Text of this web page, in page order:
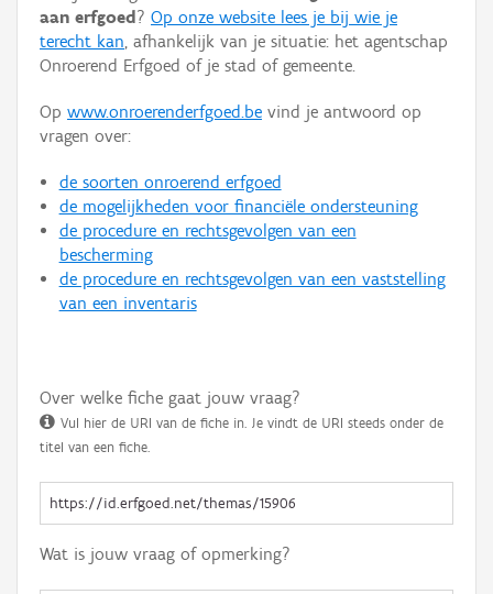
Hergebruik
Aanmelden
aan erfgoed ? Op onze website lees je bij wie je
terecht kan, afhankelijk van je situatie: het agentschap
Onroerend Erfgoed of je stad of gemeente.
Op www.onroerenderfgoed.be vind je antwoord op
vragen over:
de soorten onroerend erfgoed
de mogelijkheden voor financiële ondersteuning
de procedure en rechtsgevolgen van een
bescherming
de procedure en rechtsgevolgen van een vaststelling
van een inventaris
Over welke fiche gaat jouw vraag?
Vul hier de URI van de fiche in. Je vindt de URI steeds onder de
titel van een fiche.
Wat is jouw vraag of opmerking?